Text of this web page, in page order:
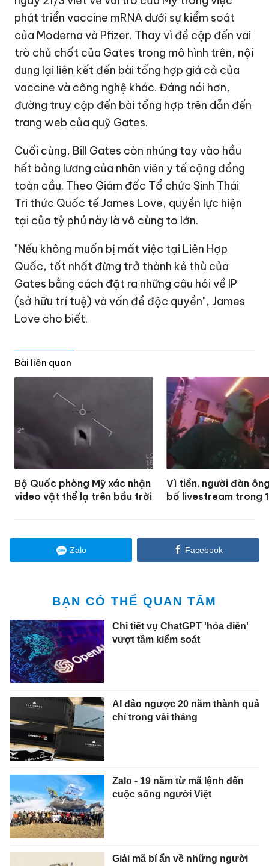
phát triển vaccine mRNA dưới sự kiểm soát
của Moderna và Pfizer. Thay vì đề cập đến vai
trò chủ chốt của Gates trong mô hình trên, nội
dung lại liên kết đến bài tổng hợp giá cả của
vaccine và công nghệ khác. Đáng nói hơn,
đường truy cập đến bài tổng hợp trên dẫn đến
trang web của quỹ Gates.
Cuối cùng, Bill Gates còn nhúng tay vào hầu
hết bảng lương của nhân viên y tế cộng đồng
toàn cầu. Theo Giám đốc Tổ chức Sinh Thái
Tri thức Quốc tế James Love, quyền lực hiện
tại của tỷ phú này là vô cùng to lớn.
"Nếu không muốn bị mất việc tại Liên Hợp
Quốc, tốt nhất đừng trở thành kẻ thù của
Gates bằng cách đặt ra những câu hỏi về IP
(sở hữu trí tuệ) và vấn đề độc quyền", James
Love cho biết.
Bài liên quan
Bộ Quốc phòng Mỹ xác nhận
video vật thể lạ trên bầu trời
Vì tiền, người đàn
bố livestream trong
Zalo Facebook
BẠN CÓ THỂ QUAN TÂM
Chi tiết vụ ChatGPT 'hóa điên'
vượt tầm kiểm soát
AI đảo ngược 20 năm thành quả
chỉ trong vài tháng
Zalo - 19 năm từ mã lệnh đến
cuộc sống người Việt
Giải mã bí ẩn về những người